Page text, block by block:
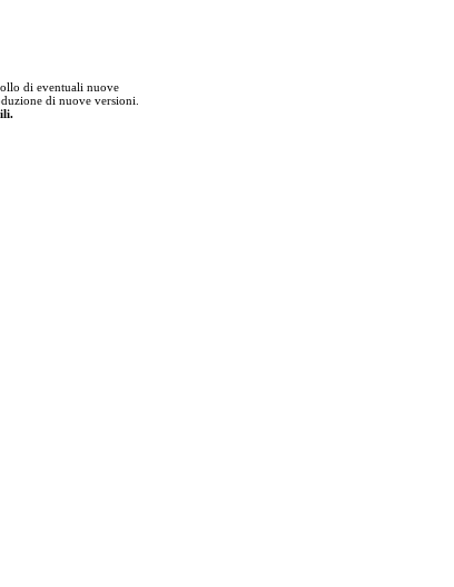
di eventuali nuove
di nuove versioni.